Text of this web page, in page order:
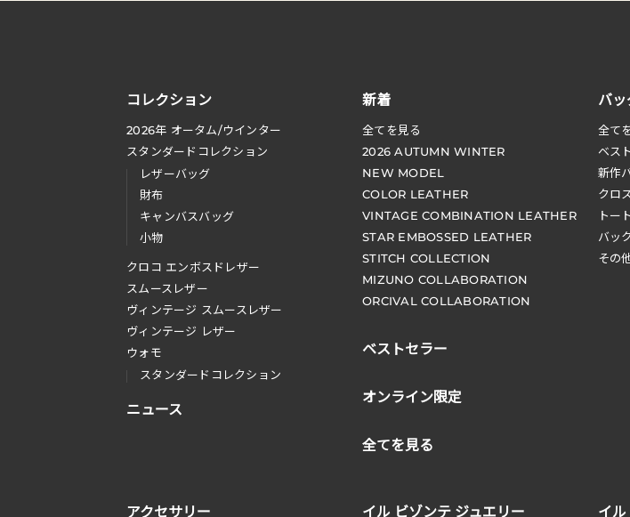
コレクション
2026年 オータム/ウインター
スタンダードコレクション
レザーバッグ
財布
キャンバスバッグ
小物
クロコ エンボスドレザー
スムースレザー
ヴィンテージ スムースレザー
ヴィンテージ レザー
ウォモ
スタンダードコレクション
ニュース
新着
全てを見る
2026 AUTUMN WINTER
NEW MODEL
COLOR LEATHER
VINTAGE COMBINATION LEATHER
STAR EMBOSSED LEATHER
STITCH COLLECTION
MIZUNO COLLABORATION
ORCIVAL COLLABORATION
ベストセラー
オンライン限定
全てを見る
バ
全て
ベス
新作
クロ
トー
バッ
その
アクセサリー イル ビゾンテ ジュエリー イ